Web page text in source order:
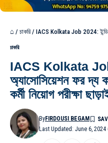
⌂ / চাকরি / IACS Kolkata Job 2024: ইন্ডিয়ান
চাকরি
IACS Kolkata Job
অ্যাসোসিয়েশন ফর দ্য
কর্মী নিয়োগ পরীক্ষা
Last Updated: June 6, 2024
ByFIRDOUSI BEGAM